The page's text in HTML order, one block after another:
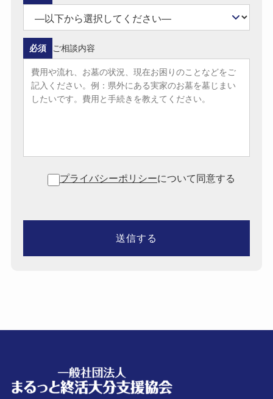
ご相談内容
必須
プライバシーポリシーについて同意する